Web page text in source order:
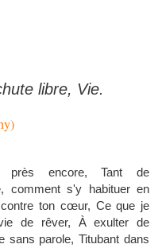
libre, Vie.
près encore,Tant de
comment s'y habituer en
ton cœur, Ce que je
de rêver, À exulter de
sans parole,Titubant dans